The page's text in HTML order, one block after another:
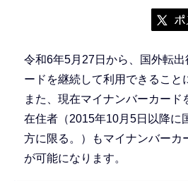
令和6年5月27日から、国外転
ードを継続して利用できること
また、現在マイナンバーカード
在住者（2015年10月5日以降に
方に限る。）もマイナンバーカ
が可能になります。